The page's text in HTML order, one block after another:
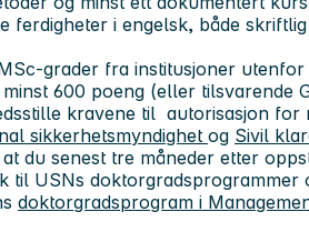
ferdigheter i engelsk, både
grader fra institusjoner
600 poeng (eller tilsvarende
kravene til autorisasjon for
sikkerhetsmyndighet og Sivil
du senest tre måneder etter
til USNs doktorgradsprogrammer
doktorgradsprogram i